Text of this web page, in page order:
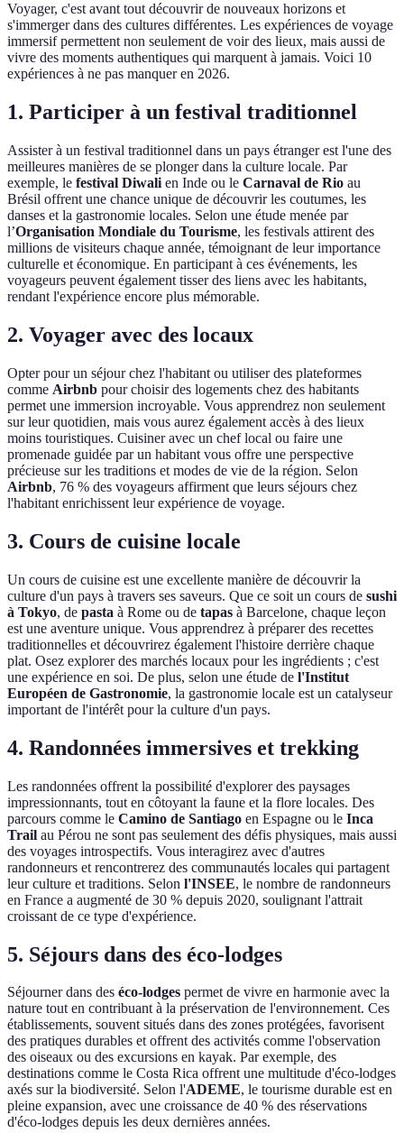
Voyager, c'est avant tout découvrir de nouveaux horizons et
s'immerger dans des cultures différentes. Les expériences de voyage
immersif permettent non seulement de voir des lieux, mais aussi de
vivre des moments authentiques qui marquent à jamais. Voici 10
expériences à ne pas manquer en 2026.
1. Participer à un festival traditionnel
Assister à un festival traditionnel dans un pays étranger est l'une des
meilleures manières de se plonger dans la culture locale. Par
exemple, le festival Diwali en Inde ou le Carnaval de Rio au
Brésil offrent une chance unique de découvrir les coutumes, les
danses et la gastronomie locales. Selon une étude menée par
l’Organisation Mondiale du Tourisme, les festivals attirent des
millions de visiteurs chaque année, témoignant de leur importance
culturelle et économique. En participant à ces événements, les
voyageurs peuvent également tisser des liens avec les habitants,
rendant l'expérience encore plus mémorable.
2. Voyager avec des locaux
Opter pour un séjour chez l'habitant ou utiliser des plateformes
comme Airbnb pour choisir des logements chez des habitants
permet une immersion incroyable. Vous apprendrez non seulement
sur leur quotidien, mais vous aurez également accès à des lieux
moins touristiques. Cuisiner avec un chef local ou faire une
promenade guidée par un habitant vous offre une perspective
précieuse sur les traditions et modes de vie de la région. Selon
Airbnb, 76 % des voyageurs affirment que leurs séjours chez
l'habitant enrichissent leur expérience de voyage.
3. Cours de cuisine locale
Un cours de cuisine est une excellente manière de découvrir la
culture d'un pays à travers ses saveurs. Que ce soit un cours de sushi
à Tokyo, de pasta à Rome ou de tapas à Barcelone, chaque leçon
est une aventure unique. Vous apprendrez à préparer des recettes
traditionnelles et découvrirez également l'histoire derrière chaque
plat. Osez explorer des marchés locaux pour les ingrédients ; c'est
une expérience en soi. De plus, selon une étude de l'Institut
Européen de Gastronomie, la gastronomie locale est un catalyseur
important de l'intérêt pour la culture d'un pays.
4. Randonnées immersives et trekking
Les randonnées offrent la possibilité d'explorer des paysages
impressionnants, tout en côtoyant la faune et la flore locales. Des
parcours comme le Camino de Santiago en Espagne ou le Inca
Trail au Pérou ne sont pas seulement des défis physiques, mais aussi
des voyages introspectifs. Vous interagirez avec d'autres
randonneurs et rencontrerez des communautés locales qui partagent
leur culture et traditions. Selon l'INSEE, le nombre de randonneurs
en France a augmenté de 30 % depuis 2020, soulignant l'attrait
croissant de ce type d'expérience.
5. Séjours dans des éco-lodges
Séjourner dans des éco-lodges permet de vivre en harmonie avec la
nature tout en contribuant à la préservation de l'environnement. Ces
établissements, souvent situés dans des zones protégées, favorisent
des pratiques durables et offrent des activités comme l'observation
des oiseaux ou des excursions en kayak. Par exemple, des
destinations comme le Costa Rica offrent une multitude d'éco-lodges
axés sur la biodiversité. Selon l'ADEME, le tourisme durable est en
pleine expansion, avec une croissance de 40 % des réservations
d'éco-lodges depuis les deux dernières années.